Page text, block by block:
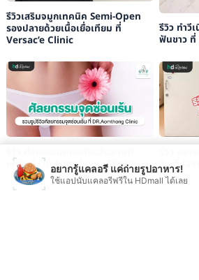
รีวิวเสริมจมูกเทคนิค Semi-Open
รองปลายด้วยเนื้อเยื่อเทียม ที่
Versac’e Clinic
รีวิว ทำวี
ฟันขาว
หญิง ที่ Dr. Aomthong Clinic
สิก ที่ โร
อยากรู้แคลอรี แค่ถ่ายรูปอาหาร!
ใช้แอปนับแคลอรีฟรีใน HDmall ได้เลย